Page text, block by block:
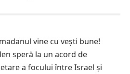
vine cu vești bune!
speră la un acord de
a focului între Israel și